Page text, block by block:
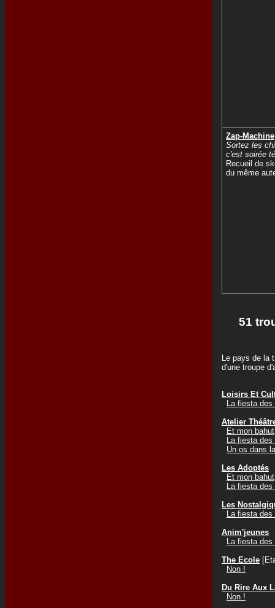
Zap-Machine
Sortez les
c'est soirée
Recueil de
du même
51
Le pays de la
d'une troupe
Loisirs Et
La fiesta des
Atelier
Et mon
La fiesta des
Un os dans
Les Adoptés
Et mon
La fiesta des
Les
La fiesta des
Anim'jeunes
La fiesta des
The Ecole
Non !
Du Rire Aux
Non !